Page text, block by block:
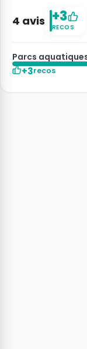
4 avis +3
RECOS
Parcs
+3recos